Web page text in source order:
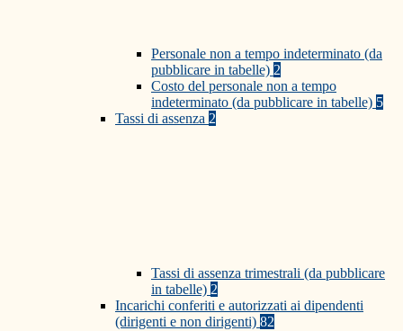
Personale non a tempo indeterminato (da
pubblicare in tabelle) 2
Costo del personale non a tempo
indeterminato (da pubblicare in tabelle) 5
Tassi di assenza 2
Tassi di assenza trimestrali (da pubblicare
in tabelle) 2
Incarichi conferiti e autorizzati ai dipendenti
(dirigenti e non dirigenti) 82